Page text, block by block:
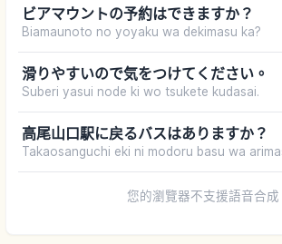
ビアマウントの予約はできますか？
Biamaunoto no yoyaku wa dekimasu ka?
滑りやすいので気をつけてください。
Suberi yasui node ki wo tsukete kudasai.
高尾山口駅に戻るバスはありますか？
Takaosanguchi eki ni modoru basu wa
您的瀏覽器不支援語音合成